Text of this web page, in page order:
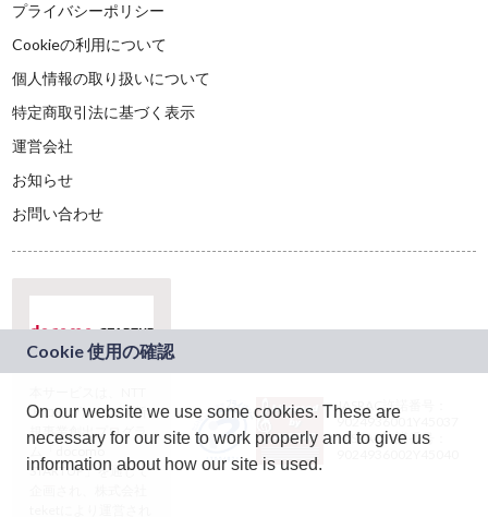
プライバシーポリシー
Cookieの利用について
個人情報の取り扱いについて
特定商取引法に基づく表示
運営会社
お知らせ
お問い合わせ
ドコモグループの新
規事業創出プログラ
ム「docomo
STARTUP」を通じて
JASRAC許諾番号：
9024936001Y45037
JASRAC許諾番号：
On our website we use some cookies. These are
necessary for our site to work properly and to give us
information about how our site is used.